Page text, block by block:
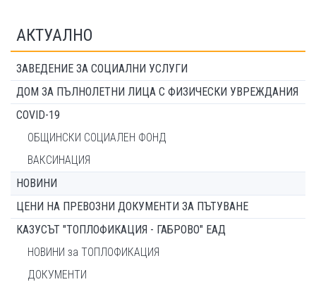
АКТУАЛНО
ЗАВЕДЕНИЕ ЗА СОЦИАЛНИ УСЛУГИ
ДОМ ЗА ПЪЛНОЛЕТНИ ЛИЦА С ФИЗИЧЕСКИ УВРЕЖДАНИЯ
COVID-19
ОБЩИНСКИ СОЦИАЛЕН ФОНД
ВАКСИНАЦИЯ
НОВИНИ
ЦЕНИ НА ПРЕВОЗНИ ДОКУМЕНТИ ЗА ПЪТУВАНЕ
КАЗУСЪТ "ТОПЛОФИКАЦИЯ - ГАБРОВО" ЕАД
НОВИНИ за ТОПЛОФИКАЦИЯ
ДОКУМЕНТИ